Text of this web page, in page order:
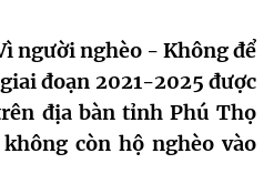
người nghèo - Không để
đoạn 2021-2025 được
địa bàn tỉnh Phú Thọ
còn hộ nghèo vào